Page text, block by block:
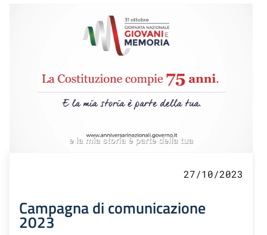
27/10/2023
Campagna di comunicazione
2023